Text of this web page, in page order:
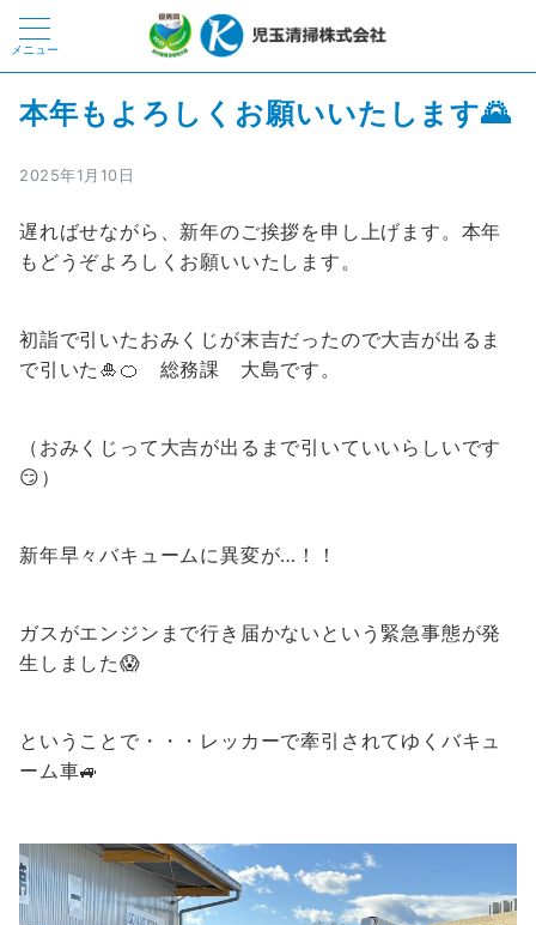
メニュー
本年もよろしくお願いいたします🌄
2025年1月10日
遅ればせながら、新年のご挨拶を申し上げます。本年
もどうぞよろしくお願いいたします。
初詣で引いたおみくじが末吉だったので大吉が出るま
で引いた🎍🍊 総務課 大島です。
（おみくじって大吉が出るまで引いていいらしいです
😏）
新年早々バキュームに異変が…！！
ガスがエンジンまで行き届かないという緊急事態が発
生しました😱
ということで・・・レッカーで牽引されてゆくバキュ
ーム車🚙